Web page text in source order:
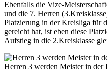
Ebenfalls die Vize-
und die 7. Herren
Platzierung in der Kreisliga für
gereicht hat, ist eben diese
Aufstieg in die 2.Kreisklasse
Herren 3 werden Meister in der